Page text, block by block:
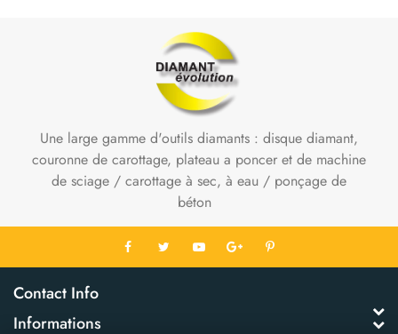
Une large gamme d'outils diamants : disque diamant,
couronne de carottage, plateau a poncer et de machine
de sciage / carottage à sec, à eau / ponçage de
béton
Contact Info
Informations